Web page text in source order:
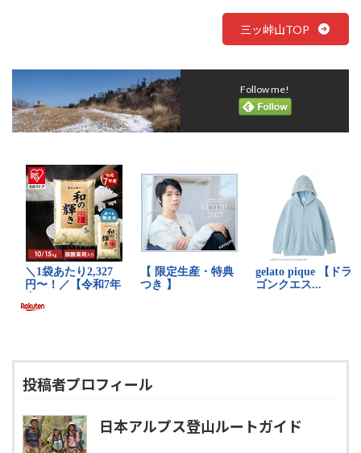
三ッ峠山TOP
Follow me!
投稿者プロフィール
日本アルプス登山ルートガイド